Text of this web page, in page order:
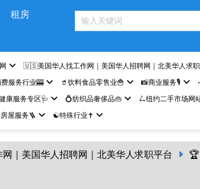
租房
🇺🇸美国华人找工作网｜美国华人招聘网｜北美华人求
服务行业🎰 🥤饮料食品零售业🍟 📸商业服务🎙️
康服务专区🩺 💍纺织品奢侈品👜 🛴纽约二手市场网
屋服务🪜 ☯️特殊行业✝️
｜美国华人招聘网｜北美华人求职平台